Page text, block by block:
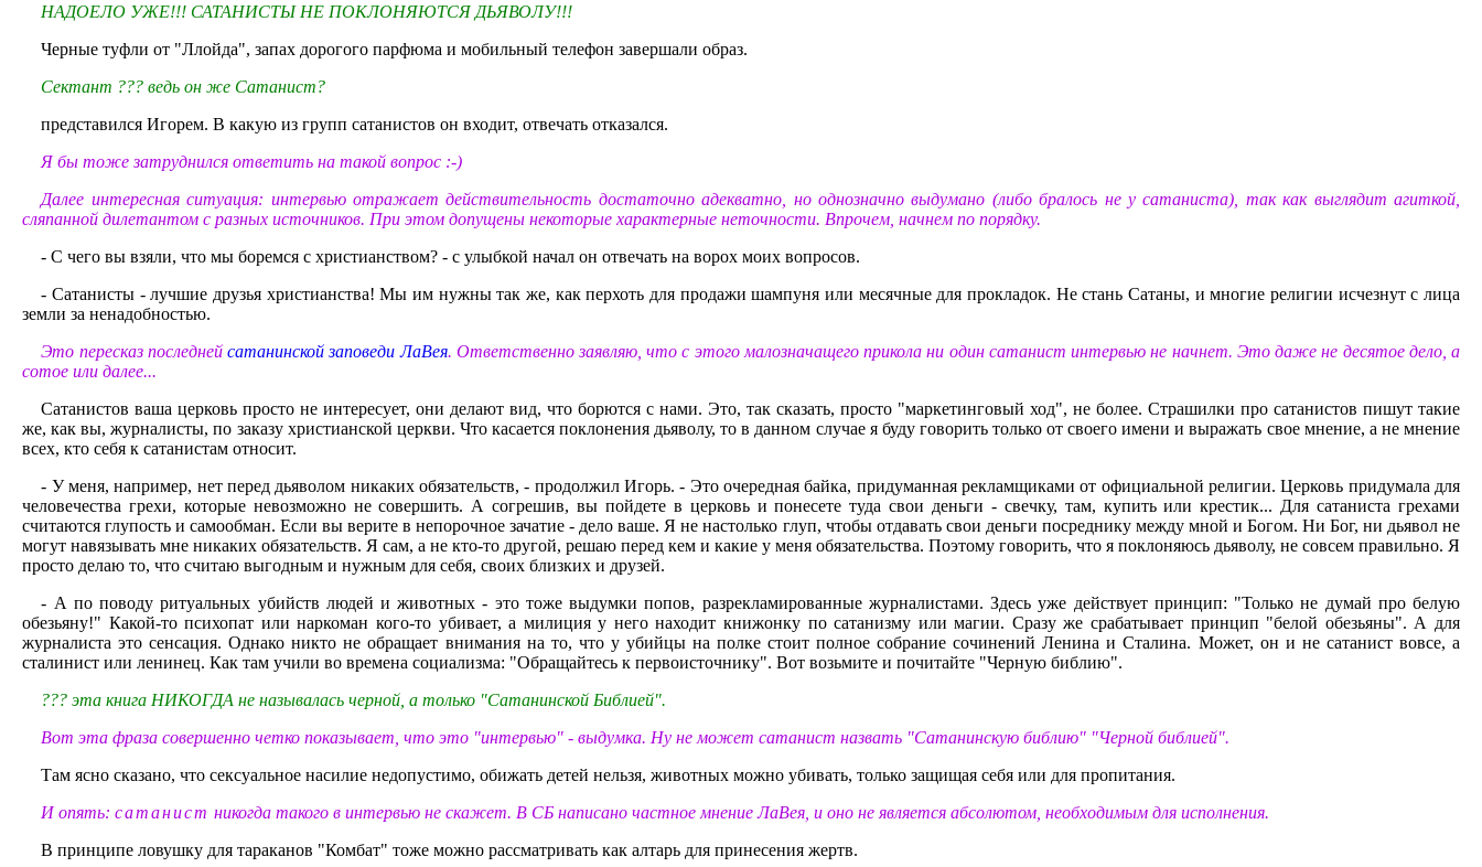
НАДОЕЛО УЖЕ!!! САТАНИСТЫ НЕ ПОКЛОНЯЮТСЯ ДЬЯВОЛУ!!!
Черные туфли от "Ллойда", запах дорогого парфюма и мобильный телефон завершали образ.
Сектант ??? ведь он же Сатанист?
представился Игорем. В какую из групп сатанистов он входит, отвечать отказался.
Я бы тоже затруднился ответить на такой вопрос :-)
Далее интересная ситуация: интервью отражает действительность достаточно адекватно, но однозначно выдумано (либо бралось не у сатаниста), так как выглядит агиткой,
сляпанной дилетантом с разных источников. При этом допущены некоторые характерные неточности. Впрочем, начнем по порядку.
- С чего вы взяли, что мы боремся с христианством? - с улыбкой начал он отвечать на ворох моих вопросов.
- Сатанисты - лучшие друзья христианства! Мы им нужны так же, как перхоть для продажи шампуня или месячные для прокладок. Не стань Сатаны, и многие религии исчезнут с лица
земли за ненадобностью.
Это пересказ последнейсатанинской заповеди ЛаВея. Ответственно заявляю, что с этого малозначащего прикола ни один сатанист интервью не начнет. Это даже не десятое дело, а
сотое или далее...
Сатанистов ваша церковь просто не интересует, они делают вид, что борются с нами. Это, так сказать, просто "маркетинговый ход", не более. Страшилки про сатанистов пишут такие
же, как вы, журналисты, по заказу христианской церкви. Что касается поклонения дьяволу, то в данном случае я буду говорить только от своего имени и выражать свое мнение, а не мнение
всех, кто себя к сатанистам относит.
- У меня, например, нет перед дьяволом никаких обязательств, - продолжил Игорь. - Это очередная байка, придуманная рекламщиками от официальной религии. Церковь придумала для
человечества грехи, которые невозможно не совершить. А согрешив, вы пойдете в церковь и понесете туда свои деньги - свечку, там, купить или крестик... Для сатаниста грехами
считаются глупость и самообман. Если вы верите в непорочное зачатие - дело ваше. Я не настолько глуп, чтобы отдавать свои деньги посреднику между мной и Богом. Ни Бог, ни дьявол не
могут навязывать мне никаких обязательств. Я сам, а не кто-то другой, решаю перед кем и какие у меня обязательства. Поэтому говорить, что я поклоняюсь дьяволу, не совсем правильно. Я
просто делаю то, что считаю выгодным и нужным для себя, своих близких и друзей.
- А по поводу ритуальных убийств людей и животных - это тоже выдумки попов, разрекламированные журналистами. Здесь уже действует принцип: "Только не думай про белую
обезьяну!" Какой-то психопат или наркоман кого-то убивает, а милиция у него находит книжонку по сатанизму или магии. Сразу же срабатывает принцип "белой обезьяны". А для
журналиста это сенсация. Однако никто не обращает внимания на то, что у убийцы на полке стоит полное собрание сочинений Ленина и Сталина. Может, он и не сатанист вовсе, а
сталинист или ленинец. Как там учили во времена социализма: "Обращайтесь к первоисточнику". Вот возьмите и почитайте "Черную библию".
??? эта книга НИКОГДА не называлась черной, а только "Сатанинской Библией".
Вот эта фраза совершенно четко показывает, что это "интервью" - выдумка. Ну не может сатанист назвать "Сатанинскую библию" "Черной библией".
Там ясно сказано, что сексуальное насилие недопустимо, обижать детей нельзя, животных можно убивать, только защищая себя или для пропитания.
И опять:сатанист никогда такого в интервью не скажет. В СБ написано частное мнение ЛаВея, и оно не является абсолютом, необходимым для исполнения.
В принципе ловушку для тараканов "Комбат" тоже можно рассматривать как алтарь для принесения жертв.